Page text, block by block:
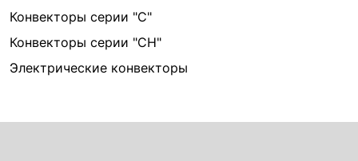
Конвекторы серии "С"
Конвекторы серии "СН"
Электрические конвекторы